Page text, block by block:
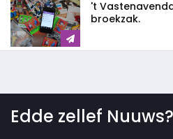
't
broekzak.
Edde zellef Nuuws?